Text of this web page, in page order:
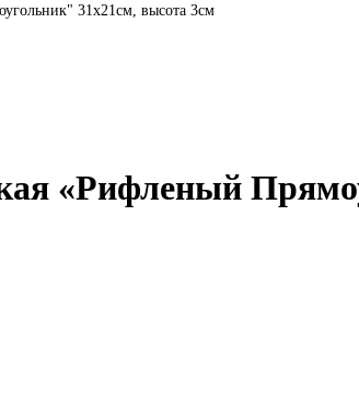
31х21см, высота 3см
«Рифленый